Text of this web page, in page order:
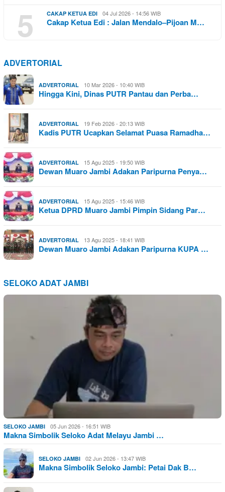
5 CAKAP KETUA EDI 04 Jul 2026 - 14:56 WIB
Cakap Ketua Edi : Jalan Mendalo–Pijoan M…
ADVERTORIAL
ADVERTORIAL 10 Mar 2026 - 10:40 WIB
Hingga Kini, Dinas PUTR Pantau dan Perba…
ADVERTORIAL 19 Feb 2026 - 20:13 WIB
Kadis PUTR Ucapkan Selamat Puasa Ramadha…
ADVERTORIAL 15 Agu 2025 - 19:50 WIB
Dewan Muaro Jambi Adakan Paripurna Penya…
ADVERTORIAL 15 Agu 2025 - 15:46 WIB
Ketua DPRD Muaro Jambi Pimpin Sidang Par…
ADVERTORIAL 13 Agu 2025 - 18:41 WIB
Dewan Muaro Jambi Adakan Paripurna KUPA …
SELOKO ADAT JAMBI
SELOKO JAMBI 05 Jun 2026 - 16:51 WIB
Makna Simbolik Seloko Adat Melayu Jambi …
SELOKO JAMBI 02 Jun 2026 - 13:47 WIB
Makna Simbolik Seloko Jambi: Petai Dak B…